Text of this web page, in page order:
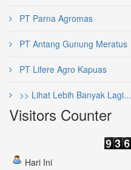
PT Parna Agromas
PT Antang Gunung Meratus
PT Lifere Agro Kapuas
>> Lihat Lebih Banyak Lagi...
Visitors Counter
Hari Ini